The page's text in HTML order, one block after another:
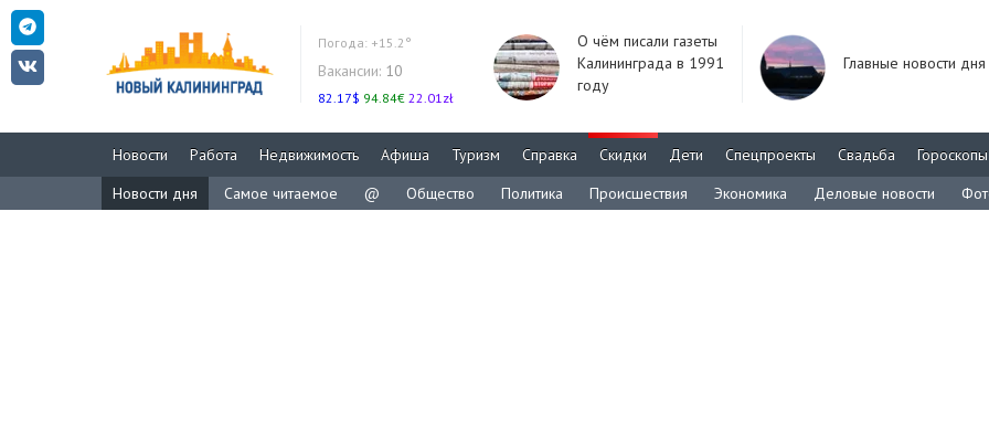
Погода: +15.2°
Вакансии: 10
82.17$ 94.84€ 22.01zł
О чём писали газеты
Калининграда в 1991
году
Главные новости дня
Новости Работа Недвижимость Афиша Туризм Справка Скидки Дети Спецпроекты Свадьба
Гороскопы
Новости дня
Самое читаемое @ Общество Политика Происшествия Экономика Деловые новости